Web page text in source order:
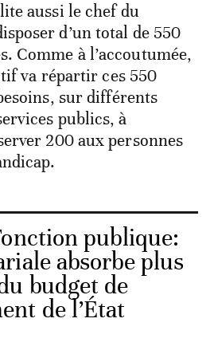
aussi le chef du
d’un total de 550
Comme à l’accoutumée,
va répartir ces 550
sur différents
publics, à
200 aux personnes
publique:
absorbe plus
budget de
de l’État